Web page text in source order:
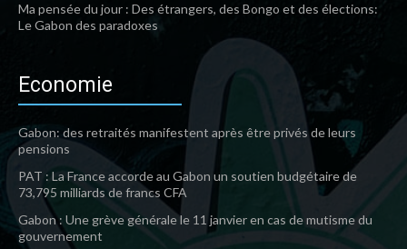
Ma pensée du jour : Des étrangers, des Bongo et des élections:
Le Gabon des paradoxes
Economie
Gabon: des retraités manifestent après être privés de leurs
pensions
PAT : La France accorde au Gabon un soutien budgétaire de
73,795 milliards de francs CFA
Gabon : Une grève générale le 11 janvier en cas de mutisme du
gouvernement